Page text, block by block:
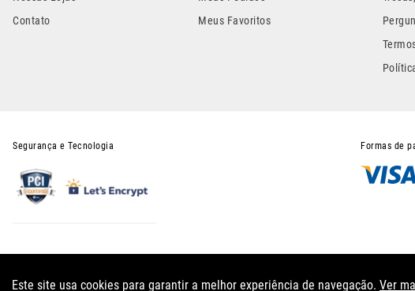
Este site usa cookies para garantir a melhor experiência de navegação. Ver
Contato
Meus Favoritos
Segurança e Tecnologia Formas de
FUSCAO PRETO AUTO PEÇAS LTDA